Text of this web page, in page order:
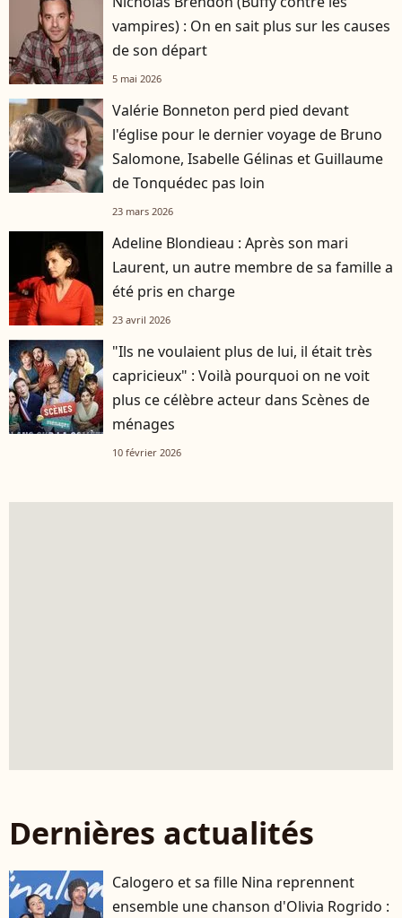
vampires) : On en sait plus sur les causes
de son départ
5 mai 2026
Valérie Bonneton perd pied devant
l'église pour le dernier voyage de Bruno
Salomone, Isabelle Gélinas et Guillaume
de Tonquédec pas loin
23 mars 2026
Adeline Blondieau : Après son mari
Laurent, un autre membre de sa famille a
été pris en charge
23 avril 2026
"Ils ne voulaient plus de lui, il était très
capricieux" : Voilà pourquoi on ne voit
plus ce célèbre acteur dans Scènes de
ménages
10 février 2026
Dernières actualités
Calogero et sa fille Nina reprennent
ensemble une chanson d'Olivia Rogrido :